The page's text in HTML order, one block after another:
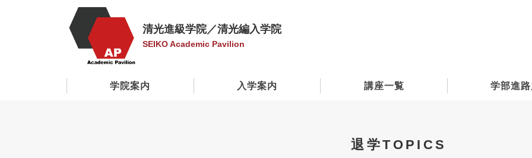
清光進級学院／清光編入学院
SEIKO Academic Pavilion
学院案内 入学案内 講座一覧 学部進
退学TOPICS